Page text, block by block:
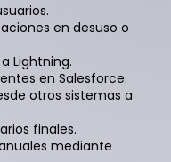
estratégico que
en desuso o
Lightning.
en Salesforce.
otros sistemas a
finales.
mediante